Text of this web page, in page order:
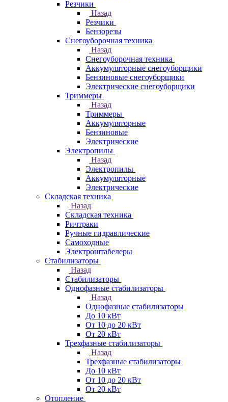
Резчики
Назад
Резчики
Бензорезы
Снегоуборочная техника
Назад
Снегоуборочная техника
Аккумуляторные снегоуборщики
Бензиновые снегоуборщики
Электрические снегоуборщики
Триммеры
Назад
Триммеры
Аккумуляторные
Бензиновые
Электрические
Электропилы
Назад
Электропилы
Аккумуляторные
Электрические
Складская техника
Назад
Складская техника
Ричтраки
Ручные гидравлические
Самоходные
Электроштабелеры
Стабилизаторы
Назад
Стабилизаторы
Однофазные стабилизаторы
Назад
Однофазные стабилизаторы
До 10 кВт
От 10 до 20 кВт
От 20 кВт
Трехфазные стабилизаторы
Назад
Трехфазные стабилизаторы
До 10 кВт
От 10 до 20 кВт
От 20 кВт
Отопление